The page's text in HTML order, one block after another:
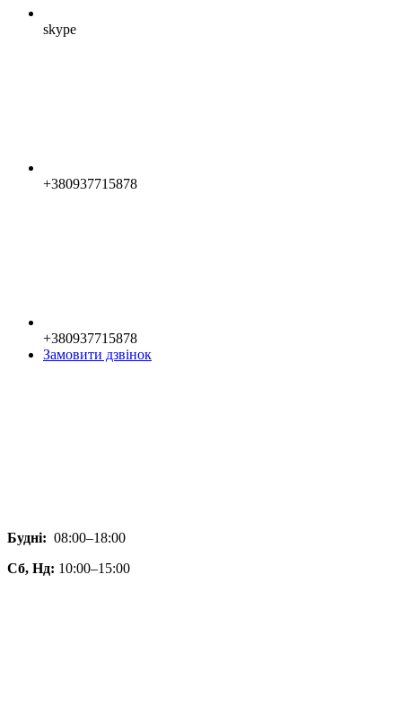
skype
+380937715878
+380937715878
Замовити дзвінок
Будні: 08:00–18:00
Сб, Нд: 10:00–15:00